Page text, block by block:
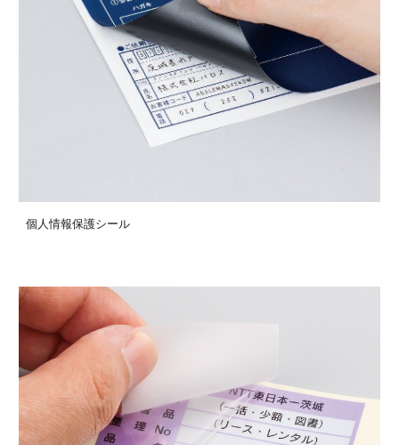
個人情報保護シール